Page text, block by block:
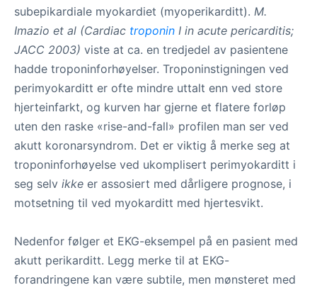
subepikardiale myokardiet (myoperikarditt). M.
Imazio et al (Cardiac troponin I in acute pericarditis;
JACC 2003) viste at ca. en tredjedel av pasientene
hadde troponinforhøyelser. Troponinstigningen ved
perimyokarditt er ofte mindre uttalt enn ved store
hjerteinfarkt, og kurven har gjerne et flatere forløp
uten den raske «rise-and-fall» profilen man ser ved
akutt koronarsyndrom. Det er viktig å merke seg at
troponinforhøyelse ved ukomplisert perimyokarditt i
seg selv ikke er assosiert med dårligere prognose, i
motsetning til ved myokarditt med hjertesvikt.
Nedenfor følger et EKG-eksempel på en pasient med
akutt perikarditt. Legg merke til at EKG-
forandringene kan være subtile, men mønsteret med